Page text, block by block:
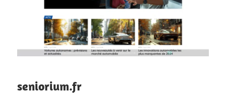
seniorium.fr